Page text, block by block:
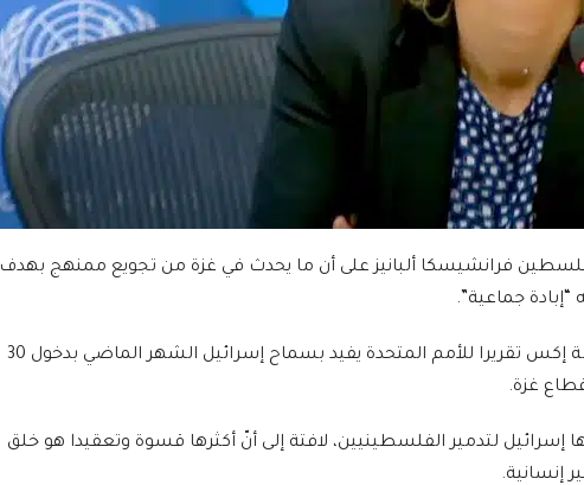
فرانشيسكا ألبانيز على أن ما يحدث في غزة من تجويع ممنهج بهدف
جماعية”.
وشاركت ألبانيز على حسابها بمنصة إكس تقريرا للأمم المتحدة يفيد بسماح إسرائيل الشهر الماضي بدخول 30
غزة.
لتدمير الفلسطينيين، لافتة إلى أنّ أكثرها قسوة وتعقيدا هو خلق
إنسانية.